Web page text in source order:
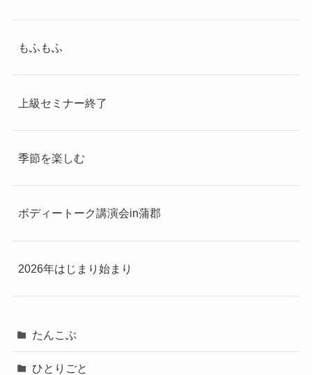
もふもふ
上級セミナー終了
季節を楽しむ
ボディートーク講演会in蒲郡
2026年はじまり始まり
たんこぶ
ひとりごと